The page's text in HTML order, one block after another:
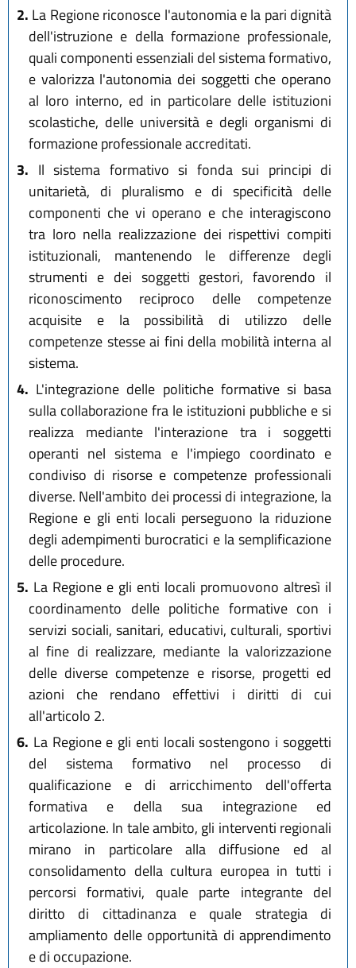
2. La Regione riconosce l'autonomia e la pari dignità
dell'istruzione e della formazione professionale,
quali componenti essenziali del sistema formativo,
e valorizza l'autonomia dei soggetti che operano
al loro interno, ed in particolare delle istituzioni
scolastiche, delle università e degli organismi di
formazione professionale accreditati.
3. Il sistema formativo si fonda sui principi di
unitarietà, di pluralismo e di specificità delle
componenti che vi operano e che interagiscono
tra loro nella realizzazione dei rispettivi compiti
istituzionali, mantenendo le differenze degli
strumenti e dei soggetti gestori, favorendo il
riconoscimento reciproco delle competenze
acquisite e la possibilità di utilizzo delle
competenze stesse ai fini della mobilità interna al
sistema.
4. L'integrazione delle politiche formative si basa
sulla collaborazione fra le istituzioni pubbliche e si
realizza mediante l'interazione tra i soggetti
operanti nel sistema e l'impiego coordinato e
condiviso di risorse e competenze professionali
diverse. Nell'ambito dei processi di integrazione, la
Regione e gli enti locali perseguono la riduzione
degli adempimenti burocratici e la semplificazione
delle procedure.
5. La Regione e gli enti locali promuovono altresì il
coordinamento delle politiche formative con i
servizi sociali, sanitari, educativi, culturali, sportivi
al fine di realizzare, mediante la valorizzazione
delle diverse competenze e risorse, progetti ed
azioni che rendano effettivi i diritti di cui
all'articolo 2.
6. La Regione e gli enti locali sostengono i soggetti
del sistema formativo nel processo di
qualificazione e di arricchimento dell'offerta
formativa e della sua integrazione ed
articolazione. In tale ambito, gli interventi regionali
mirano in particolare alla diffusione ed al
consolidamento della cultura europea in tutti i
percorsi formativi, quale parte integrante del
diritto di cittadinanza e quale strategia di
ampliamento delle opportunità di apprendimento
e di occupazione.